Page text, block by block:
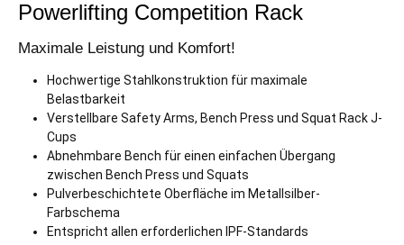
Powerlifting Competition Rack
Maximale Leistung und Komfort!
Hochwertige Stahlkonstruktion für maximale
Belastbarkeit
Verstellbare Safety Arms, Bench Press und Squat Rack J-
Cups
Abnehmbare Bench für einen einfachen Übergang
zwischen Bench Press und Squats
Pulverbeschichtete Oberfläche im Metallsilber-
Farbschema
Entspricht allen erforderlichen IPF-Standards